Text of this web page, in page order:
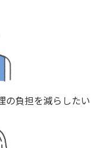
の負担を減らしたい